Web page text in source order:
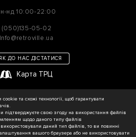
нд 10:00-22:00
(050)135-05-02
Info@retroville.ua
ДО НАС ДІСТАТИСЯ
Карта ТРЦ
2026 Усі права захищені
та схожі технології, щоб гарантувати
підтверджуєте свою згоду на використання файлів
щодо даного типу файлів
даний тип файлів, то ви повинні
вашого браузера або не використовувати